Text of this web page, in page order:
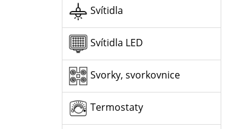
Svítidla
Svítidla LED
Svorky, svorkovnice
Termostaty